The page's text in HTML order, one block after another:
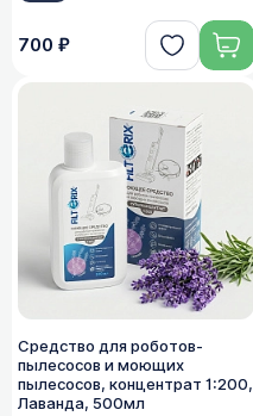
700 ₽
Средство для роботов-
пылесосов и моющих
пылесосов, концентрат 1:200,
Лаванда, 500мл